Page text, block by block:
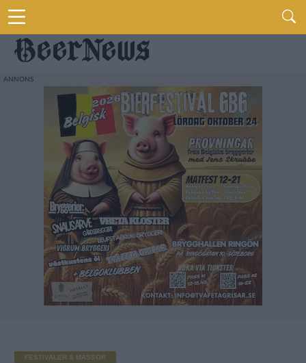
FESTIVALER & MÄSSOR